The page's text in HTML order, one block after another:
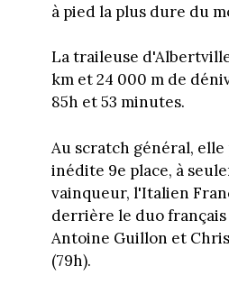
à pied la plus dure du
La traileuse
km et 24 000 m de
85h et 53 minutes.
Au scratch général,
inédite 9e place, à
vainqueur, l'Italien
derrière le duo
Antoine Guillon et
(79h).